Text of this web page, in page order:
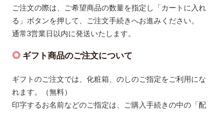
ご注文の際は、ご希望商品の数量を指定し「カートに入れ
る」ボタンを押して、ご注文手続きへお進みください。
通常3営業日以内に発送いたします。
ギフト商品のご注文について
ギフトのご注文では、化粧箱、のしのご指定をご利用にな
れます。（無料）
印字するお名前などのご指定は、ご購入手続きの中の「配